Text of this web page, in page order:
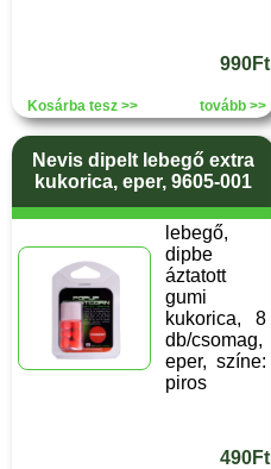
990Ft
Kosárba tesz >> tovább >>
Nevis dipelt lebegő extra
kukorica, eper, 9605-001
lebegő,
dipbe
áztatott
gumi
kukorica, 8
db/csomag,
eper, színe:
piros
490Ft